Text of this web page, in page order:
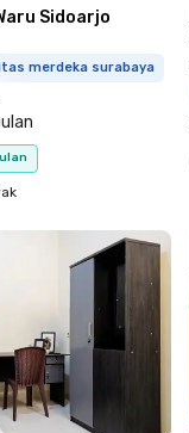
Sidoarjo
merdeka surabaya